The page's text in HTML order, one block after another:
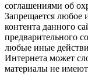
соглашениями об
Запрещается любое
контента данного
предварительного
любые иные
Интернета может
материалы не